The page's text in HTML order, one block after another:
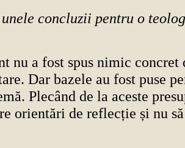
concluzii pentru o
nu a fost spus nimic concret
Dar bazele au fost puse
Plecând de la aceste
orientări de reflecție și nu